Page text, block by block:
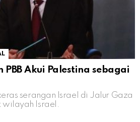
PBB Akui Palestina sebagai
serangan Israel di Jalur Gaza
wilayah Israel.